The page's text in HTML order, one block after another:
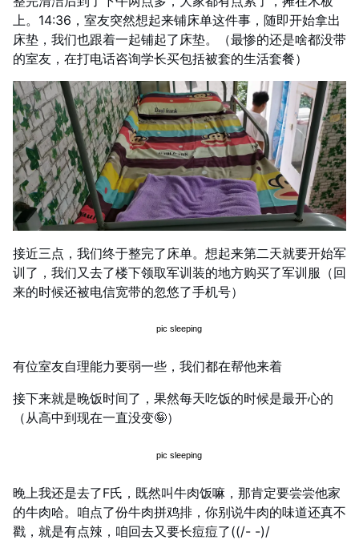
上。14:36，室友突然想起来铺床单这件事，随即开始拿出
床垫，我们也跟着一起铺起了床垫。（最惨的还是啥都没带
的室友，在打电话咨询学长买包括被套的生活套餐）
接近三点，我们终于整完了床单。想起来第二天就要开始军
训了，我们又去了楼下领取军训装的地方购买了军训服（回
来的时候还被电信宽带的忽悠了手机号）
有位室友自理能力要弱一些，我们都在帮他来着
接下来就是晚饭时间了，果然每天吃饭的时候是最开心的
（从高中到现在一直没变🤪）
晚上我还是去了F氏，既然叫牛肉饭嘛，那肯定要尝尝他家
的牛肉哈。咱点了份牛肉拼鸡排，你别说牛肉的味道还真不
戳，就是有点辣，咱回去又要长痘痘了((/- -)/